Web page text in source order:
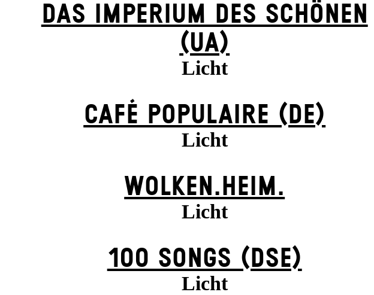
DAS IMPERIUM DES SCHÖNEN
(UA)
Licht
CAFÉ POPULAIRE (DE)
Licht
WOLKEN.HEIM.
Licht
100 SONGS (DSE)
Licht